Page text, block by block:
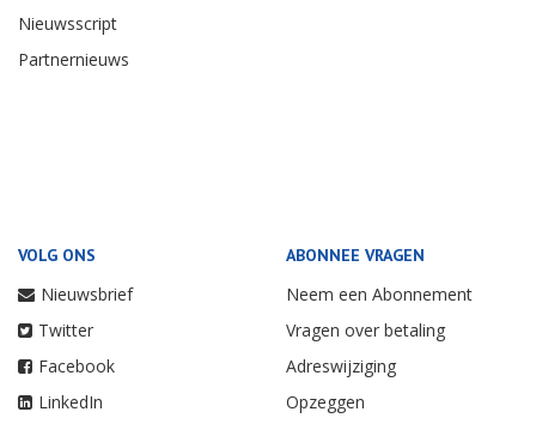
Nieuwsscript
Partnernieuws
VOLG ONS
Nieuwsbrief
Twitter
Facebook
LinkedIn
ABONNEE VRAGEN
Neem een Abonnement
Vragen over betaling
Adreswijziging
Opzeggen